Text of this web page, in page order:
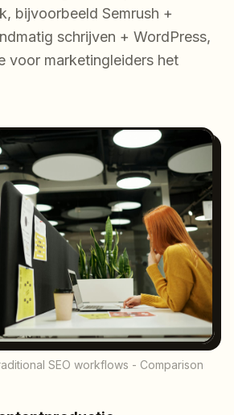
bijvoorbeeld Semrush +
schrijven + WordPress,
voor marketingleiders het
SEO workflows - Comparison